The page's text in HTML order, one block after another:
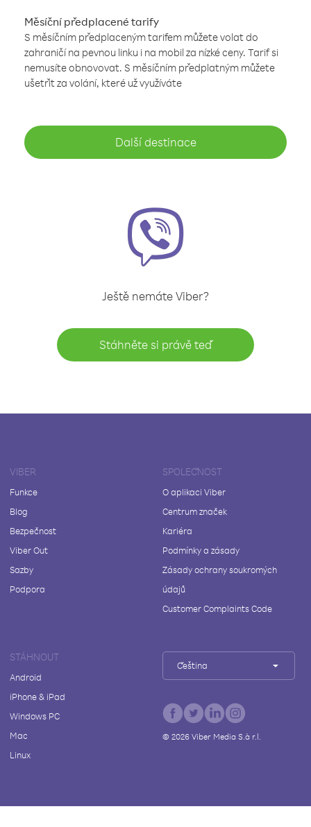
Měsíční předplacené tarify
S měsíčním předplaceným tarifem můžete volat do
zahraničí na pevnou linku i na mobil za nízké ceny. Tarif si
nemusíte obnovovat. S měsíčním předplatným můžete
ušetřit za volání, které už využíváte
Další destinace
Ještě nemáte Viber?
Stáhněte si právě teď
VIBER
Funkce
Blog
Bezpečnost
Viber Out
Sazby
Podpora
SPOLEČNOST
O aplikaci Viber
Centrum značek
Kariéra
Podmínky a zásady
Zásady ochrany soukromých
údajů
Customer Complaints Code
STÁHNOUT
Android
iPhone & iPad
Windows PC
Mac
Linux
Čeština
© 2026Viber Media S.à r.l.